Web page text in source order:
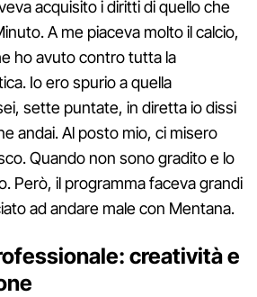
acquisito i diritti di quello che
A me piaceva molto il calcio,
ho avuto contro tutta la
Io ero spurio a quella
sette puntate, in diretta io dissi
andai. Al posto mio, ci misero
Quando non sono gradito e lo
Però, il programma faceva grandi
ad andare male con Mentana.
creatività e